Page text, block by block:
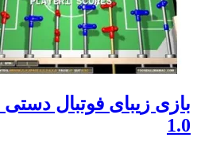
1.0